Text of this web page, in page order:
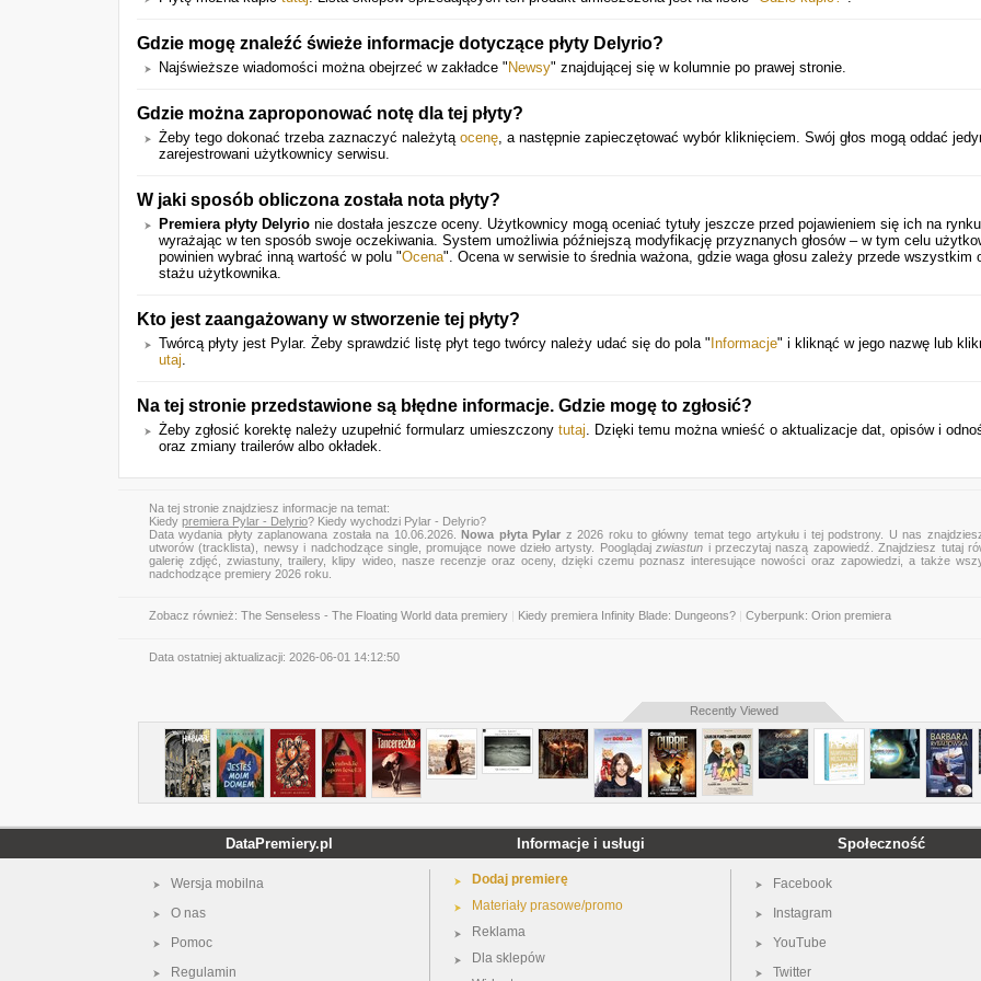
Gdzie mogę znaleźć świeże informacje dotyczące płyty Delyrio?
Najświeższe wiadomości można obejrzeć w zakładce " Newsy" znajdującej się w kolumnie po prawej stronie.
Gdzie można zaproponować notę dla tej płyty?
Żeby tego dokonać trzeba zaznaczyć należytą ocenę, a następnie zapieczętować wybór kliknięciem. Swój głos mogą oddać
zarejestrowani użytkownicy serwisu.
W jaki sposób obliczona została nota płyty?
Premiera płyty Delyrio nie dostała jeszcze oceny. Użytkownicy mogą oceniać tytuły jeszcze przed pojawieniem się ich na
wyrażając w ten sposób swoje oczekiwania. System umożliwia późniejszą modyfikację przyznanych głosów – w tym celu
powinien wybrać inną wartość w polu "Ocena". Ocena w serwisie to średnia ważona, gdzie waga głosu zależy przede wszystkim
stażu użytkownika.
Kto jest zaangażowany w stworzenie tej płyty?
Twórcą płyty jest Pylar. Żeby sprawdzić listę płyt tego twórcy należy udać się do pola " Informacje" i kliknąć w jego nazwę lub
utaj.
Na tej stronie przedstawione są błędne informacje. Gdzie mogę to zgłosić?
Żeby zgłosić korektę należy uzupełnić formularz umieszczony tutaj. Dzięki temu można wnieść o aktualizacje dat, opisów i
oraz zmiany trailerów albo okładek.
Na tej stronie znajdziesz informacje na temat:
Kiedy premiera Pylar - Delyrio? Kiedy wychodzi Pylar - Delyrio?
Data wydania płyty zaplanowana została na 10.06.2026.Nowa płyta Pylar z 2026 roku to główny temat tego artykułu i tej podstrony. U nas
utworów (tracklista), newsy i nadchodzące single, promujące nowe dzieło artysty. Pooglądajzwiastun i przeczytaj naszą zapowiedź. Znajdziesz tutaj
galerię zdjęć, zwiastuny, trailery, klipy wideo, nasze recenzje oraz oceny, dzięki czemu poznasz interesujące nowości oraz zapowiedzi, a także
nadchodzące premiery 2026 roku.
Zobacz również: The Senseless - The Floating World data premiery Kiedy premiera Infinity Blade: Dungeons? Cyberpunk: Orion premiera
Data ostatniej aktualizacji: 2026-06-01 14:12:50
Recently Viewed
DataPremiery.pl
Wersja mobilna
O nas
Pomoc
Regulamin
Informacje i usługi
Dodaj premierę
Materiały prasowe/promo
Reklama
Dla sklepów
Społeczność
Facebook
Instagram
YouTube
Twitter